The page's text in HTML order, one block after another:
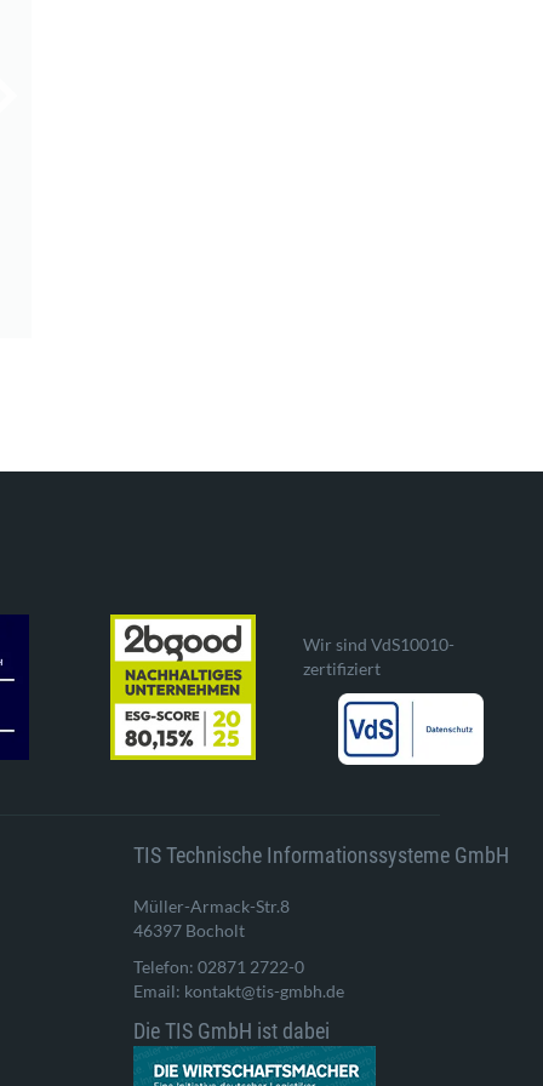
Wir sind VdS10010-
zertifiziert
TIS Technische Informationssysteme GmbH
Müller-Armack-Str.8
46397 Bocholt
Telefon: 02871 2722-0
Email: kontakt@tis-gmbh.de
Die TIS GmbH ist dabei